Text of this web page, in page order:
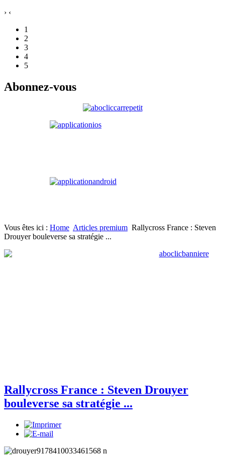
› ‹
1
2
3
4
5
Abonnez-vous
Vous êtes ici : Home Articles premium Rallycross France : Steven
Drouyer bouleverse sa stratégie ...
Rallycross France : Steven Drouyer
bouleverse sa stratégie ...